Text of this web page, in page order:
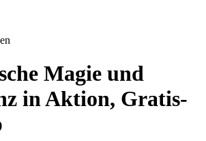
Magie und
in Aktion, Gratis-